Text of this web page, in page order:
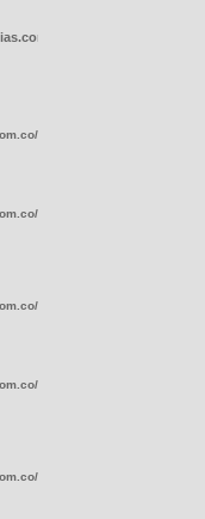
wp-
wp-
wp-
wp-
wp-
wp-